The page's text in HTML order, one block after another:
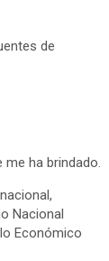
de
ha brindado.
Nacional
Económico